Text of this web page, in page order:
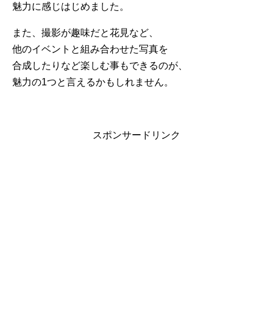
魅力に感じはじめました。
また、撮影が趣味だと花見など、
他のイベントと組み合わせた写真を
合成したりなど楽しむ事もできるのが、
魅力の1つと言えるかもしれません。
スポンサードリンク